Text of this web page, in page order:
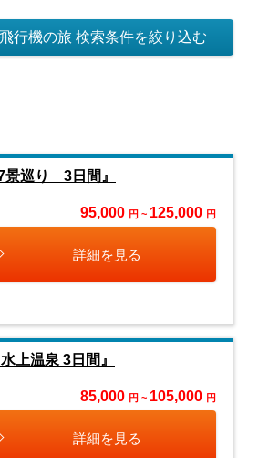
行機の旅 検索条件を絞り込む
景巡り 3日間』
95,000 円 ~ 125,000 円
詳細を見る
上温泉 3日間』
85,000 円 ~ 105,000 円
詳細を見る